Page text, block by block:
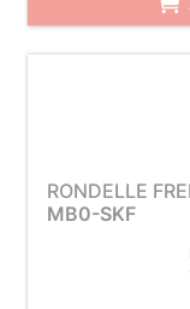
RONDELLE
MB0-SKF